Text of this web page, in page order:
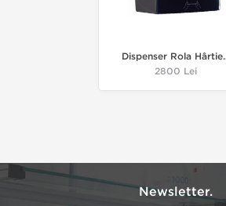
Dispenser Rola
Pret
2800 Lei
Newsletter.